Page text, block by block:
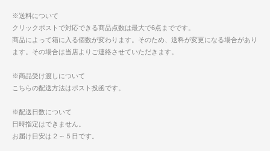
※送料について
クリックポストで対応できる商品点数は最大で6点までです。
商品によって箱に入る個数が変わります。そのため、送料が変更になる場合があり
ます。その場合は当店よりご連絡させていただきます。
※商品受け渡しについて
こちらの配送方法はポスト投函です。
※配送日数について
日時指定はできません。
お届け目安は２～５日です。